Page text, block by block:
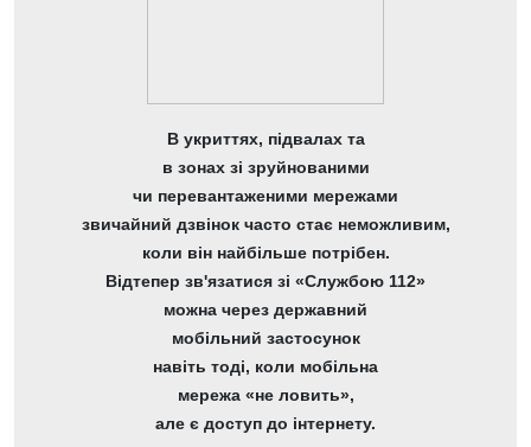
В укриттях, підвалах та
в зонах зі зруйнованими
чи перевантаженими мережами
звичайний дзвінок часто стає неможливим,
коли він найбільше потрібен.
Відтепер зв'язатися зі «Службою 112»
можна через державний
мобільний застосунок
навіть тоді, коли мобільна
мережа «не ловить»,
але є доступ до інтернету.